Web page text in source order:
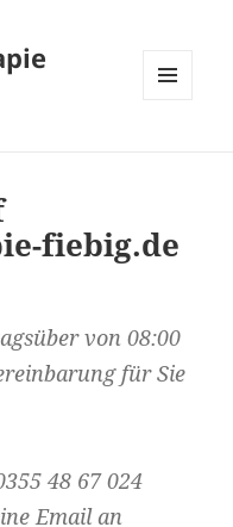
fiebig.de
von 08:00
für Sie
48 67 024
Email an